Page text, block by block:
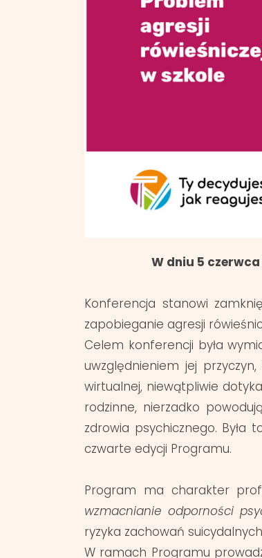
W dniu 5
Konferencja stanowi
zapobieganie agresji
Celem konferencji była
uwzględnieniem jej
wirtualnej, niewątpliwie
rodzinne, nierzadko
zdrowia psychicznego. Była
czwarte edycji Programu.
Program ma charakter
wzmacnianie odporności
ryzyka zachowań
W ramach Programu